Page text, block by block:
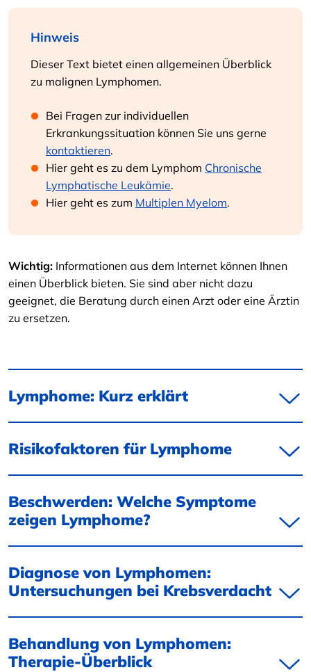
Hinweis
Dieser Text bietet einen allgemeinen Überblick
zu malignen Lymphomen.
Bei Fragen zur individuellen
Erkrankungssituation können Sie uns gerne
kontaktieren.
Hier geht es zu dem Lymphom Chronische
Lymphatische Leukämie.
Hier geht es zum Multiplen Myelom.
Wichtig: Informationen aus dem Internet können Ihnen
einen Überblick bieten. Sie sind aber nicht dazu
geeignet, die Beratung durch einen Arzt oder eine Ärztin
zu ersetzen.
Lymphome: Kurz erklärt
Risikofaktoren für Lymphome
Beschwerden: Welche Symptome
zeigen Lymphome?
Diagnose von Lymphomen:
Untersuchungen bei Krebsverdacht
Behandlung von Lymphomen:
Therapie-Überblick